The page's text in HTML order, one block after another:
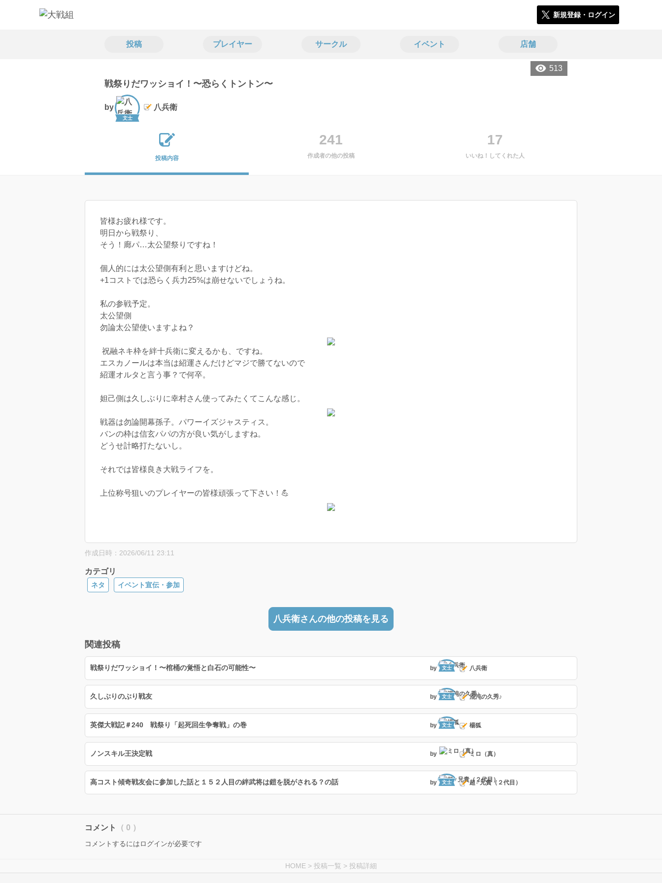
新規登録・ログイン
投稿 プレイヤー サークル イベント 店舗
513
戦祭りだワッショイ！〜恐らくトントン〜
by
文士
八兵衛
投稿内容
241
作成者の他の投稿
17
いいね！してくれた人
皆様お疲れ様です。
明日から戦祭り、
そう！廊パ…太公望祭りですね！
個人的には太公望側有利と思いますけどね。
+1コストでは恐らく兵力25%は崩せないでしょうね。
私の参戦予定。
太公望側
勿論太公望使いますよね？
祝融ネキ枠を絆十兵衛に変えるかも、ですね。
エスカノールは本当は紹運さんだけどマジで勝てないので
紹運オルタと言う事？で何卒。
妲己側は久しぶりに幸村さん使ってみたくてこんな感じ。
戦器は勿論開幕孫子。パワーイズジャスティス。
バンの枠は信玄パパの方が良い気がしますね。
どうせ計略打たないし。
それでは皆様良き大戦ライフを。
上位称号狙いのプレイヤーの皆様頑張って下さい！💪
作成日時：2026/06/11 23:11
カテゴリ
ネタ イベント宣伝・参加
八兵衛さんの他の投稿を見る
関連投稿
戦祭りだワッショイ！〜棺桶の覚悟と白石の可能性〜 by 文士 八兵衛
久しぶりのぶり戦友 by 文士 混沌の久秀♪
英傑大戦記＃240 戦祭り「起死回生争奪戦」の巻 by 文士 楊狐
ノンスキル王決定戦 by ミロ（真）
高コスト傾奇戦友会に参加した話と１５２人目の絆武将は鎧を脱がされる？の話 by 文士 超♂兄貴（２代目）
コメント （ 0 ）
コメントするにはログインが必要です
HOME > 投稿一覧 > 投稿詳細